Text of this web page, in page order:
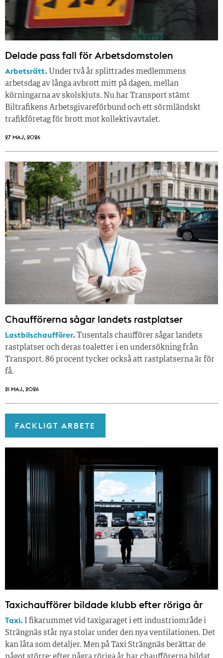
Delade pass fall för Arbetsdomstolen
Arbetsrätt. Under två år splittrades medlemmens
arbetsdag av långa avbrott mitt på dagen, mellan
körningarna av skolskjuts. Nu har Transport stämt
Biltrafikens Arbetsgivareförbund och ett sörmländskt
trafikföretag för brott mot kollektivavtalet.
27 MAJ, 2026
Chaufförerna sågar landets rastplatser
Lastbilschaufförer.Tusentals chaufförer sågar landets
rastplatser och deras toaletter i en undersökning från
Transport. 86 procent tycker också att rastplatserna är för
få.
21 MAJ, 2026
FACKLIGT ARBETE
Taxichaufförer bildade klubb efter röriga år
Taxi. I fikarummet vid taxigaraget i ett industriområde i
Strängnäs står nya stolar under den nya ventilationen. Det
kan låta som detaljer. Men på Taxi Strängnäs berättar de